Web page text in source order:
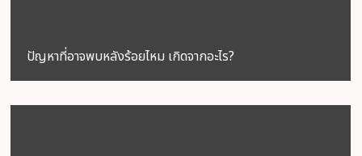
ปัญหาที่อาจพบหลังร้อยไหม เกิดจากอะไร?